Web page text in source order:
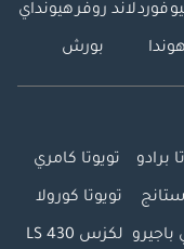
فوردلاند روفرهيونداي
هوندا بورش
برادو تويوتا كامري
تويوتا كورولا
لكزس LS 430